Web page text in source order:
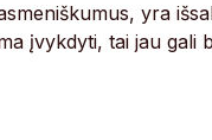
yra
įvykdyti, tai jau gali